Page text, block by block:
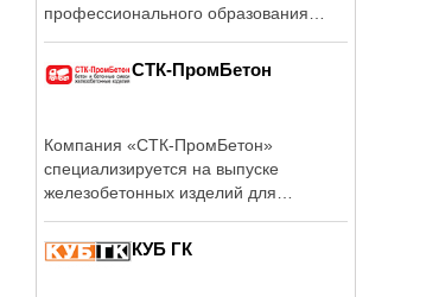
профессионального образования
СТК-ПромБетон
Компания «СТК-ПромБетон»
специализируется на выпуске
железобетонных изделий для
КУБ ГК